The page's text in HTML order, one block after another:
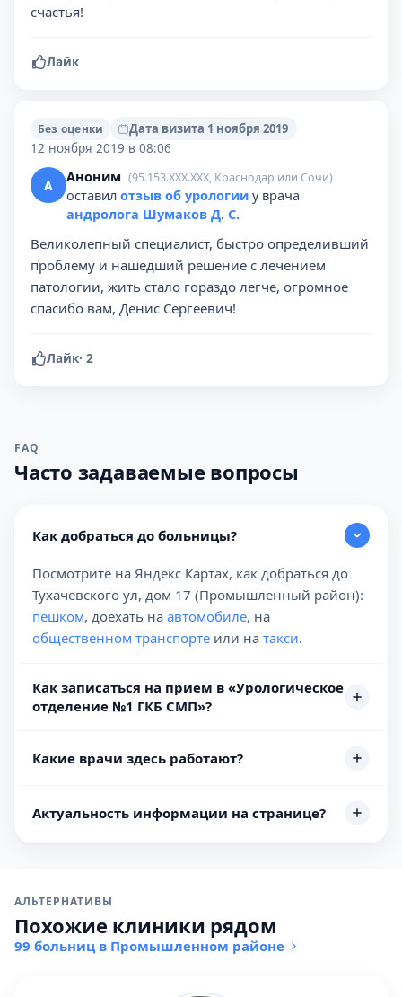
счастья!
Лайк
Без оценки
Дата визита 1 ноября 2019
12 ноября 2019 в 08:06
А Аноним (95.153.XXX.XXX, Краснодар или Сочи)
оставил отзыв об урологии у врача
андролога Шумаков Д. С.
Великолепный специалист, быстро определивший
проблему и нашедший решение с лечением
патологии, жить стало гораздо легче, огромное
спасибо вам, Денис Сергеевич!
Лайк· 2
FAQ
Часто задаваемые вопросы
Как добраться до больницы?
Посмотрите на Яндекс Картах, как добраться до
Тухачевского ул, дом 17 (Промышленный район):
пешком, доехать на автомобиле, на
общественном транспорте или на такси.
Как записаться на прием в «Урологическое
отделение №1 ГКБ СМП»?
Какие врачи здесь работают?
Актуальность информации на странице?
АЛЬТЕРНАТИВЫ
Похожие клиники рядом
99 больниц в Промышленном районе